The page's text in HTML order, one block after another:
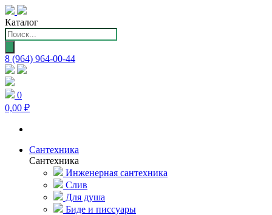
Каталог
Поиск
товаров
8 (964) 964-00-44
0
0,00 ₽
Сантехника
Сантехника
Инженерная сантехника
Слив
Для душа
Биде и писсуары